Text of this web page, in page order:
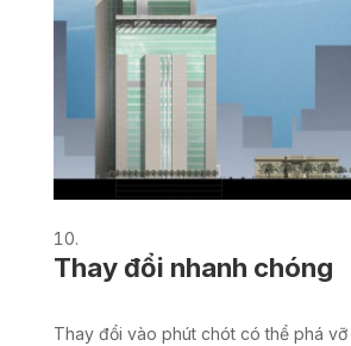
Thay đổi nhanh chóng
Thay đổi vào phút chót có thể phá vỡ